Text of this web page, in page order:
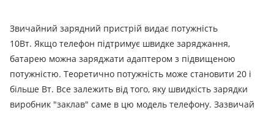
Звичайний зарядний пристрій видає потужність
10Вт. Якщо телефон підтримує швидке заряджання,
батарею можна заряджати адаптером з підвищеною
потужністю. Теоретично потужність може становити 20 і
більше Вт. Все залежить від того, яку швидкість зарядки
виробник "заклав" саме в цю модель телефону. Зазвичай